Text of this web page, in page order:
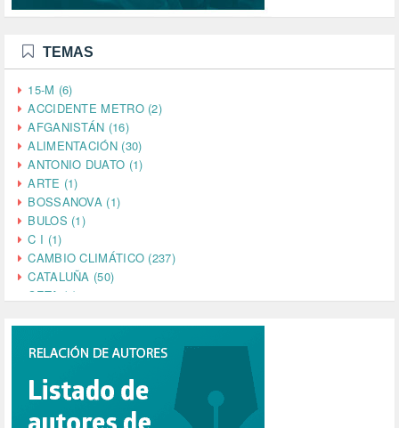
TEMAS
15-M (6)
ACCIDENTE METRO (2)
AFGANISTÁN (16)
ALIMENTACIÓN (30)
ANTONIO DUATO (1)
ARTE (1)
BOSSANOVA (1)
BULOS (1)
C I (1)
CAMBIO CLIMÁTICO (237)
CATALUÑA (50)
CETA (2)
CINE (35)
COMPROMISO (2)
CONFERENCIA (1)